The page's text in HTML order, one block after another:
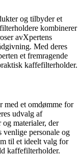
og tilbyder et
kombinerer
avXpertens
Med deres
et fremragende
kaffefilterholder.
med et omdømme for
udvalg af
materialer, der
venlige personale og
til et ideelt valg for
kaffefilterholder.